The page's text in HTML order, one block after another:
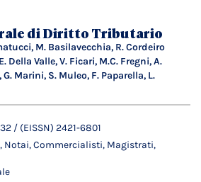
di Diritto Tributario
M. Basilavecchia, R. Cordeiro
Della Valle, V. Ficari, M.C. Fregni, A.
Marini, S. Muleo, F. Paparella, L.
/ (EISSN) 2421-6801
Notai, Commercialisti, Magistrati,